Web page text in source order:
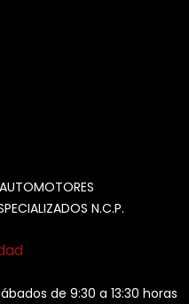
N.C.P.
de 9:30 a 13:30 horas